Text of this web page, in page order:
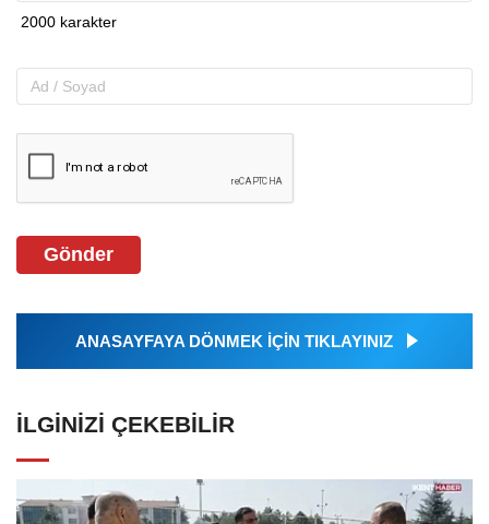
Gönder
ANASAYFAYA DÖNMEK İÇİN TIKLAYINIZ
İLGINIZI ÇEKEBILIR